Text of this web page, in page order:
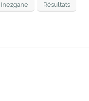
Inezgane Résultats